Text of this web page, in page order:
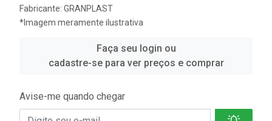
Fabricante: GRANPLAST
*Imagem meramente ilustrativa
Faça seu login ou
cadastre-se para ver preços e comprar
Avise-me quando chegar